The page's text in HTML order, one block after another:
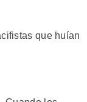
que huían